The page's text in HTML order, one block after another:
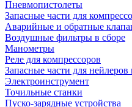
Пневмопистолеты
Запасные части для
Аварийные и обратные
Воздушные фильтры в сборе
Манометры
Реле для компрессоров
Запасные части для нейлеров
Электроинструмент
Точильные станки
Пуско-зарядные устройства